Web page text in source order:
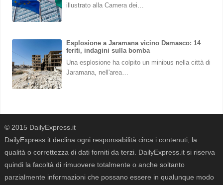
illustrato alla Camera dei…
Esplosione a Jaramana vicino Damasco: 14
feriti, indagini sulla bomba
Una esplosione ha colpito un minibus nella città di
Jaramana, nell'area…
© 2015 DailyExpress.it
DailyExpress.it declina ogni responsabilità circa i contenuti, la
qualità o correttezza di dati forniti da terzi. DailyExpress.it si riserva
quindi la facoltà di rimuovere totalmente o anche soltanto
parzialmente informazioni che possano essere in qualunque modo